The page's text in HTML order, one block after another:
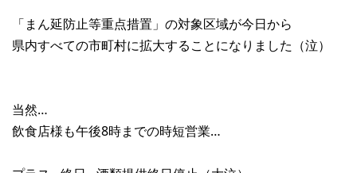
「まん延防止等重点措置」の対象区域が今日から
県内すべての市町村に拡大することになりました（泣）
当然…
飲食店様も午後8時までの時短営業…